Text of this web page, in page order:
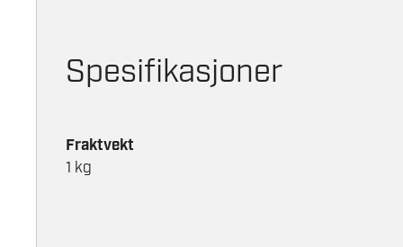
Spesifikasjoner
Fraktvekt
1 kg